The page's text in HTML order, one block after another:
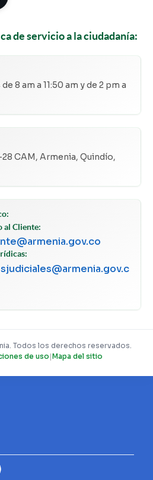
de servicio a la ciudadanía:
8 am a 11:50 am y de 2 pm a
28 CAM, Armenia, Quindío,
al Cliente:
Todos los derechos reservados.
de uso |Mapa del sitio